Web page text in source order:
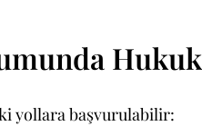
yollara başvurulabilir: